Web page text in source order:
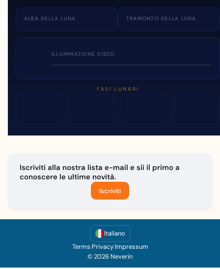
ALBA DELLA LUNA TRAMONTO DELLA LUNA
ILLUMINAZIONE DISCO
FASI LUNARI
Iscriviti alla nostra lista e-mail e sii il primo a
conoscere le ultime novità.
Iscriviti
Italiano
Terms|Privacy|Impressum
© 2026 Neverin